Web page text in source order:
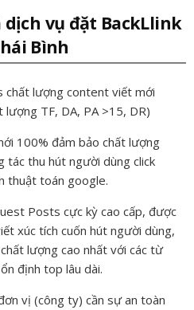
dịch vụ đặt BackLlink
Bình
chất lượng content viết mới
lượng TF, DA, PA >15, DR)
100% đảm bảo chất lượng
thu hút người dùng click
thuật toán google.
Posts cực kỳ cao cấp, được
xúc tích cuốn hút người dùng,
lượng cao nhất với các từ
định top lâu dài.
vị (công ty) cần sự an toàn